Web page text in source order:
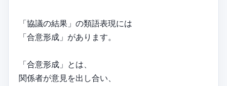
「協議の結果」の類語表現には
「合意形成」があります。
「合意形成」とは、
関係者が意見を出し合い、